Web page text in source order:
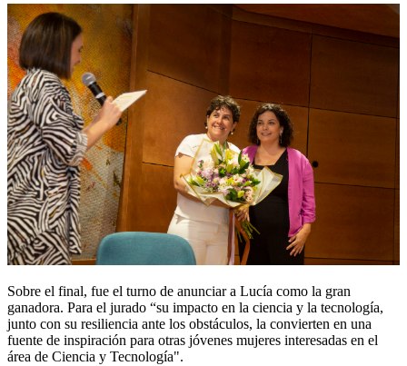
Sobre el final, fue el turno de anunciar a Lucía como la gran
ganadora. Para el jurado “su impacto en la ciencia y la tecnología,
junto con su resiliencia ante los obstáculos, la convierten en una
fuente de inspiración para otras jóvenes mujeres interesadas en el
área de Ciencia y Tecnología".